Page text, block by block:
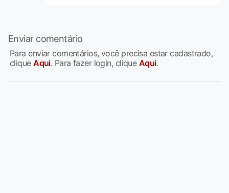
Enviar comentário
Para enviar comentários, você precisa estar cadastrado,
cliqueAqui. Para fazer login, clique Aqui.